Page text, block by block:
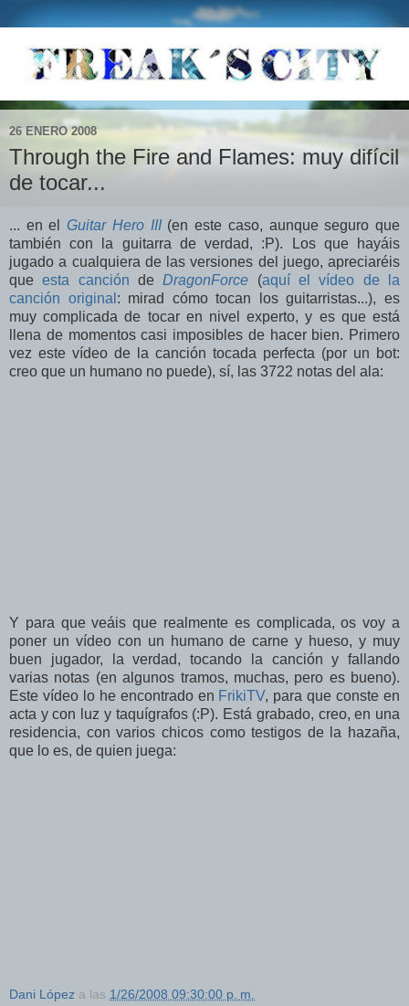
26 ENERO 2008
Through the Fire and Flames: muy difícil
de tocar...
... en elGuitar Hero III(en este caso, aunque seguro que
también con la guitarra de verdad, :P). Los que hayáis
jugado a cualquiera de las versiones del juego, apreciaréis
queesta canción deDragonForce (aquí el vídeo de la
canción original : mirad cómo tocan los guitarristas...), es
muy complicada de tocar en nivel experto, y es que está
llena de momentos casi imposibles de hacer bien. Primero
vez este vídeo de la canción tocada perfecta (por un bot:
creo que un humano no puede), sí, las 3722 notas del ala:
Y para que veáis que realmente es complicada, os voy a
poner un vídeo con un humano de carne y hueso, y muy
buen jugador, la verdad, tocando la canción y fallando
varias notas (en algunos tramos, muchas, pero es bueno).
Este vídeo lo he encontrado en FrikiTV, para que conste en
acta y con luz y taquígrafos (:P). Está grabado, creo, en una
residencia, con varios chicos como testigos de la hazaña,
que lo es, de quien juega:
Dani López a las 1/26/2008 09:30:00 p. m.